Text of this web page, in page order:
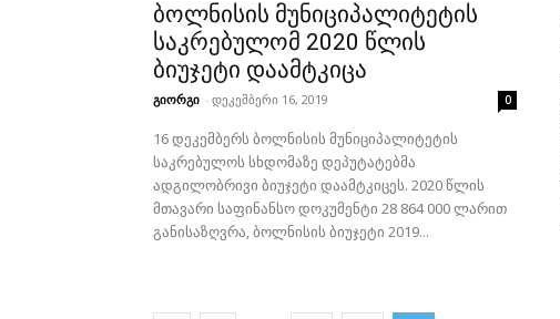
ბოლნისის მუნიციპალიტეტის
საკრებულომ 2020 წლის
ბიუჯეტი დაამტკიცა
გიორგი - დეკემბერი 16, 2019 0
16 დეკემბერს ბოლნისის მუნიციპალიტეტის
საკრებულოს სხდომაზე დეპუტატებმა
ადგილობრივი ბიუჯეტი დაამტკიცეს. 2020 წლის
მთავარი საფინანსო დოკუმენტი 28 864 000 ლარით
განისაზღვრა, ბოლნისის ბიუჯეტი 2019...